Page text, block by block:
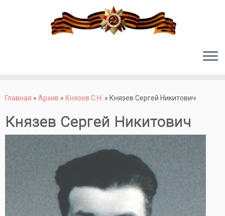
Главная » Архив » Князев С.Н. » Князев Сергей Никитович
Князев Сергей Никитович